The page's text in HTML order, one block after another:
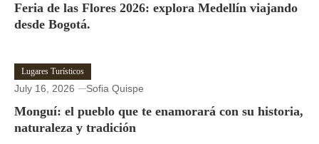
Feria de las Flores 2026: explora Medellín viajando
desde Bogotá.
Lugares Turísticos
July 16, 2026 Sofia Quispe
Monguí: el pueblo que te enamorará con su historia,
naturaleza y tradición